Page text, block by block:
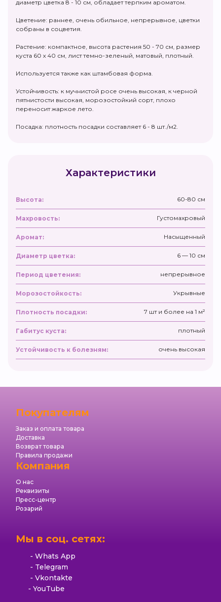
диаметр цветка 8 - 10 см, обладает терпким ароматом.
Цветение: раннее, очень обильное, непрерывное, цветки
собраны в соцветия.
Растение: компактное, высота растения 50 - 70 см, размер
куста 60 х 40 см, лист темно-зеленый, матовый, плотный.
Используется также как штамбовая форма.
Устойчивость: к мучнистой росе очень высокая, к черной
пятнистости высокая, морозостойкий сорт, плохо
переносит жаркое лето.
Посадка: плотность посадки составляет 6 - 8 шт./м2.
Характеристики
Высота: 60-80 см
Махровость: Густомахровый
Аромат: Насыщенный
Диаметр цветка: 6 — 10 см
Период цветения: непрерывное
Морозостойкость: Укрывные
Плотность посадки: 7 шт и более на 1 м²
Габитус куста: плотный
Устойчивость к болезням: очень высокая
Покупателям
Заказ и оплата товара
Доставка
Возврат товара
Правила продажи
Компания
О нас
Реквизиты
Пресс-центр
Розарий
Мы в соц. сетях:
Whats App
Telegram
Vkontakte
YouTube